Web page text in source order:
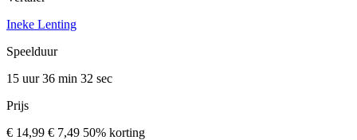
Ineke Lenting
Speelduur
15 uur 36 min 32 sec
Prijs
€ 14,99 € 7,49 50% korting